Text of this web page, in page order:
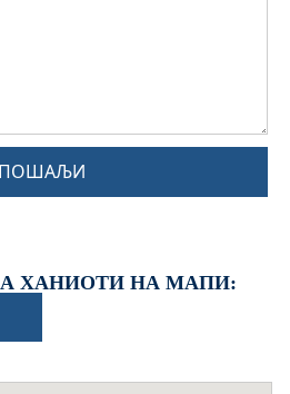
ПОШАЉИ
ХАНИОТИ НА МАПИ: